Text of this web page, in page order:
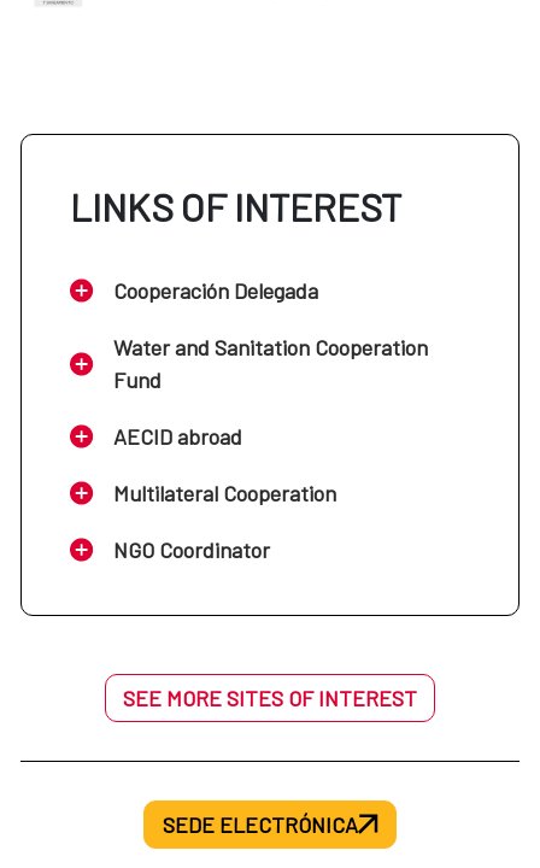
LINKS OF INTEREST
Cooperación Delegada
Water and Sanitation Cooperation
Fund
AECID abroad
Multilateral Cooperation
NGO Coordinator
SEE MORE SITES OF INTEREST
SEDE ELECTRÓNICA